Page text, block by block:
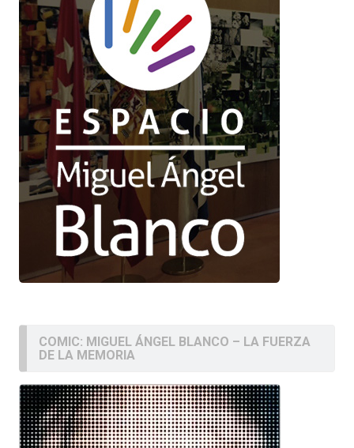
COMIC: MIGUEL ÁNGEL BLANCO – LA FUERZA
DE LA MEMORIA